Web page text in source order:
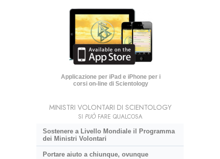
Applicazione per iPad e iPhone per i
corsi on-line di Scientology
MINISTRI VOLONTARI DI SCIENTOLOGY
SI PUÒFARE QUALCOSA
Sostenere a Livello Mondiale il Programma
dei Ministri Volontari
Portare aiuto a chiunque, ovunque